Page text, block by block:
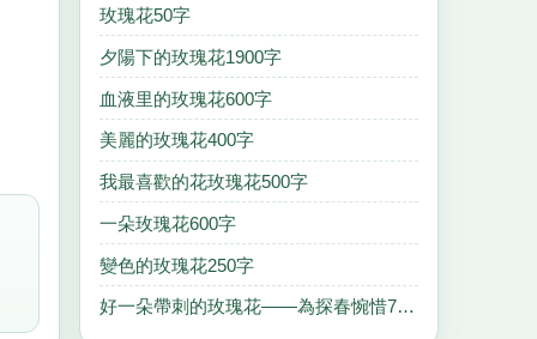
玫瑰花50字
夕陽下的玫瑰花1900字
血液里的玫瑰花600字
美麗的玫瑰花400字
我最喜歡的花玫瑰花500字
一朵玫瑰花600字
變色的玫瑰花250字
好一朵帶刺的玫瑰花——為探春惋惜700字